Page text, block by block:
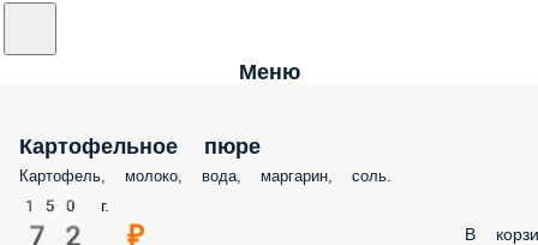
Меню
Картофельное пюре
Картофель, молоко, вода, маргарин, соль.
150 г.
72 ₽ В